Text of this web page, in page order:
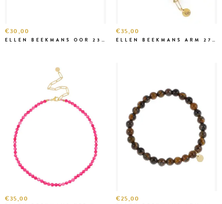
€30,00
ELLEN BEEKMANS OOR 2382
€35,00
ELLEN BEEKMANS ARM 2791-1
€35,00 €25,00